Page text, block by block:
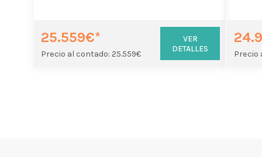
25.559€*
Precio al contado: 25.559€
VER
DETALLES
Precio